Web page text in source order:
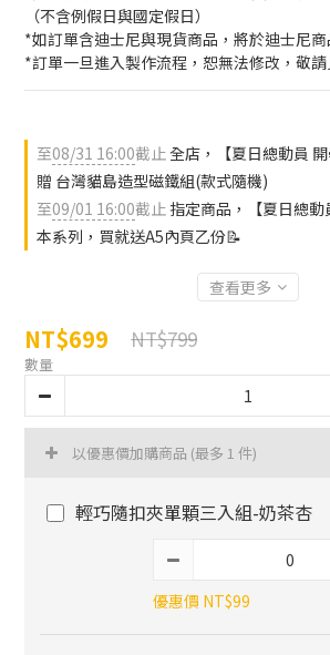
（不含例假日與國定假日）
*如訂單含迪士尼與現貨商品，將於迪士尼
*訂單一旦進入製作流程，恕無法修改，敬
至08/31 16:00截止全店，【夏日總動員
贈 台灣貓島造型磁鐵組(款式隨機)
至09/01 16:00截止 指定商品，【夏日總
本系列，買就送A5內頁乙份📝
查看更多
NT$699 NT$799
數量
以優惠價加購商品 (最多 1 件)
輕巧隨扣夾單顆三入組-奶茶杏
優惠價 NT$99